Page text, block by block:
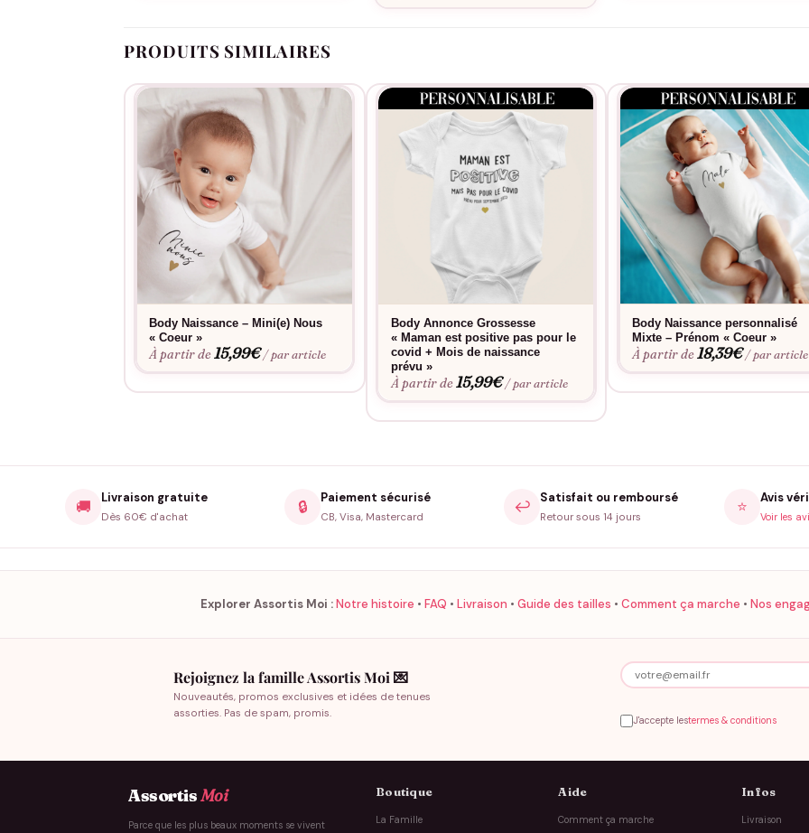
PRODUITS SIMILAIRES
Body Naissance – Mini(e) Nous
« Coeur »
À partir de15,99€ / par article
Body Annonce Grossesse
« Maman est positive pas pour le
covid + Mois de naissance
prévu »
À partir de15,99€ / par article
Body Naissance personnalisé
Mixte – Prénom « Coeur »
À partir de18,39€ / par article
🚚 Livraison gratuite
Dès 60€ d'achat
🔒 Paiement sécurisé
CB, Visa, Mastercard
↩️ Satisfait ou remboursé
Retour sous 14 jours
⭐ Avis
Voir les
Explorer Assortis Moi :Notre histoire • FAQ • Livraison • Guide des tailles • Comment ça marche • Nos
Rejoignez la famille Assortis Moi 💌
Nouveautés, promos exclusives et idées de tenues
assorties. Pas de spam, promis.
J'accepte lestermes & conditions
AssortisMoi
Parce que les plus beaux moments se vivent
Boutique
La Famille
Aide
Comment ça marche
Infos
Livraison